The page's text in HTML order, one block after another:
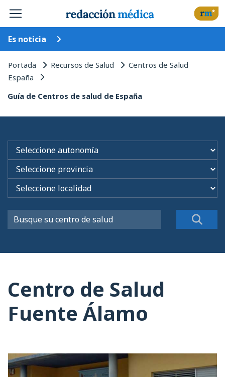
Es noticia
Portada Recursos de Salud Centros de Salud
España
Guía de Centros de salud de España
Centro de Salud
Fuente Álamo